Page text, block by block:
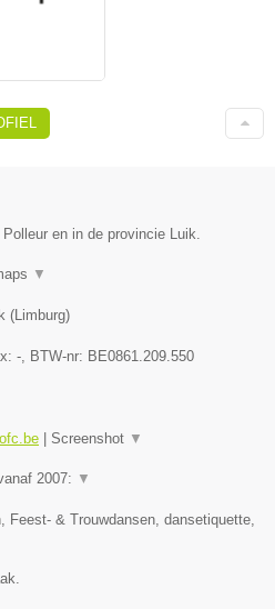
en in de provincie Luik.
▼
(Limburg)
- , BTW-nr: BE0861.209.550
| Screenshot ▼
2007: ▼
Feest- & Trouwdansen, dansetiquette,